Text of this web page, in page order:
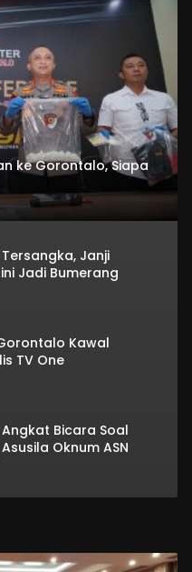
ke Gorontalo, Siapa
Tersangka, Janji
Jadi Bumerang
Kawal
TV One
Bicara Soal
Oknum ASN